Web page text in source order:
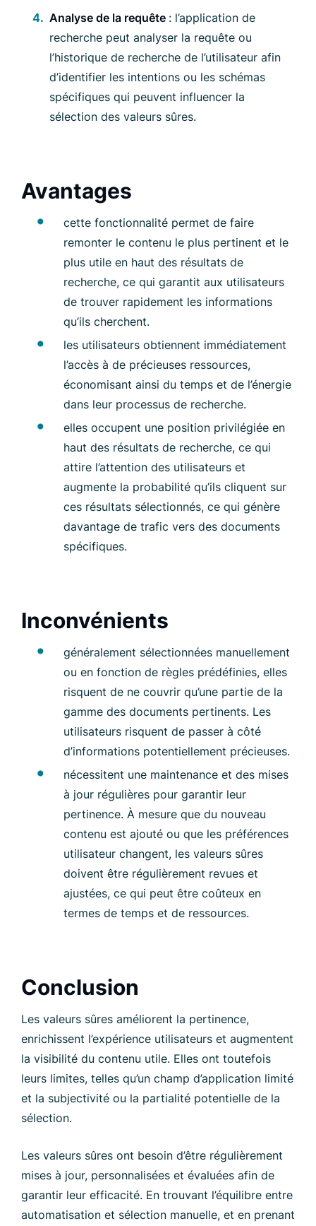
Analyse de la requête : l’application de
recherche peut analyser la requête ou
l’historique de recherche de l’utilisateur afin
d’identifier les intentions ou les schémas
spécifiques qui peuvent influencer la
sélection des valeurs sûres.
Avantages
cette fonctionnalité permet de faire
remonter le contenu le plus pertinent et le
plus utile en haut des résultats de
recherche, ce qui garantit aux utilisateurs
de trouver rapidement les informations
qu’ils cherchent.
les utilisateurs obtiennent immédiatement
l’accès à de précieuses ressources,
économisant ainsi du temps et de l’énergie
dans leur processus de recherche.
elles occupent une position privilégiée en
haut des résultats de recherche, ce qui
attire l’attention des utilisateurs et
augmente la probabilité qu’ils cliquent sur
ces résultats sélectionnés, ce qui génère
davantage de trafic vers des documents
spécifiques.
Inconvénients
généralement sélectionnées manuellement
ou en fonction de règles prédéfinies, elles
risquent de ne couvrir qu’une partie de la
gamme des documents pertinents. Les
utilisateurs risquent de passer à côté
d’informations potentiellement précieuses.
nécessitent une maintenance et des mises
à jour régulières pour garantir leur
pertinence. À mesure que du nouveau
contenu est ajouté ou que les préférences
utilisateur changent, les valeurs sûres
doivent être régulièrement revues et
ajustées, ce qui peut être coûteux en
termes de temps et de ressources.
Conclusion
Les valeurs sûres améliorent la pertinence,
enrichissent l’expérience utilisateurs et augmentent
la visibilité du contenu utile. Elles ont toutefois
leurs limites, telles qu’un champ d’application limité
et la subjectivité ou la partialité potentielle de la
sélection.
Les valeurs sûres ont besoin d’être régulièrement
mises à jour, personnalisées et évaluées afin de
garantir leur efficacité. En trouvant l’équilibre entre
automatisation et sélection manuelle, et en prenant